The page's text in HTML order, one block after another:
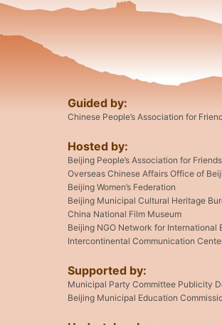
Guided by:
Chinese People’s Association for
Hosted by:
Beijing People’s Association for
Overseas Chinese Affairs Office of
Beijing Women’s Federation
Beijing Municipal Cultural Heritage
China National Film Museum
Beijing NGO Network for International
Intercontinental Communication
Supported by:
Municipal Party Committee Publicity
Beijing Municipal Education